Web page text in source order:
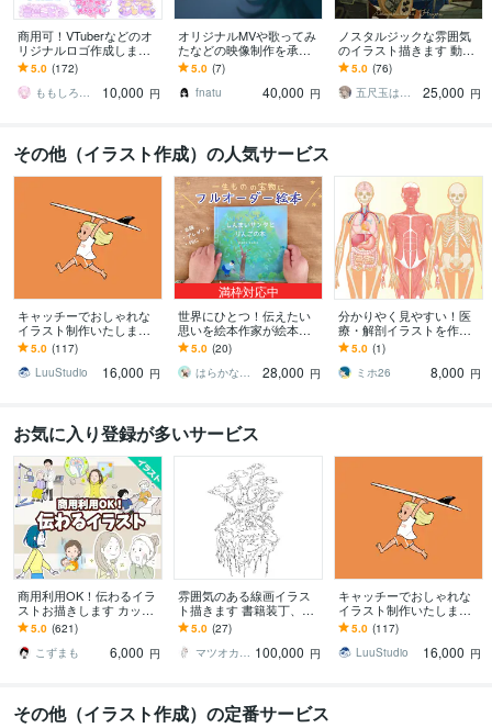
商用可！VTuberなどのオ
リジナルロゴ作成します
安く、早く、高クオリテ
ィで誰よりも可愛いロゴ
が欲しい方向け
5.0 (172)
ももしろ￤デザイン
10,000 円
オリジナルMVや歌ってみ
たなどの映像制作を承り
ます 人の心を動かすこと
を意識して制作していま
す
5.0 (7)
fnatu
40,000 円
ノスタルジックな雰囲気
のイラスト描きます 動画
配信、サムネイル、楽
曲、ジャケット、Vtuber
など
5.0 (76)
五尺玉はぜる
25,000 円
その他（イラスト作成）の人気サービス
キャッチーでおしゃれな
イラスト制作いたします
グッズ制作からプレゼン
トまで幅広い用途に対応
します
5.0 (117)
LuuStudio
16,000 円
満枠対応中
世界にひとつ！伝えたい
思いを絵本作家が絵本に
します 出版用やプレゼン
トに。水彩タッチで温か
みのあるオリジナル絵本
5.0 (20)
はらかな 絵本・水彩イラスト
28,000 円
分かりやく見やすい！医
療・解剖イラストを作成
します 医療系イラスト実
績あり！WEB・資料・論
文作成をサポート！
5.0 (1)
ミホ26
8,000 円
お気に入り登録が多いサービス
商用利用OK！伝わるイラ
ストお描きします カット
イラストや漫画等、ご希
望に合わせて作成致しま
す！
5.0 (621)
こずまも
6,000 円
雰囲気のある線画イラス
ト描きます 書籍装丁、シ
ョップビジュアルなどに
キャッチーな線画を！
5.0 (27)
マツオカ ヨウスケ 100,000 円
キャッチーでおしゃれな
イラスト制作いたします
グッズ制作からプレゼン
トまで幅広い用途に対応
します
5.0 (117)
LuuStudio
16,000 円
その他（イラスト作成）の定番サービス